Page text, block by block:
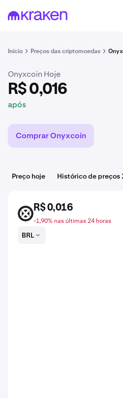
Início Preços das criptomoedas
R$ 0,016
Onyxcoin Hoje
R$ 0,016
após
Comprar Onyxcoin
Preço hoje Histórico de preços
XCN
R$ 0,016
-1,90% nas últimas 24 horas
BRL